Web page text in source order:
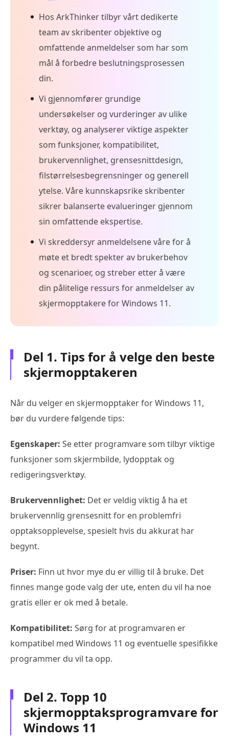
Hos ArkThinker tilbyr vårt dedikerte
team av skribenter objektive og
omfattende anmeldelser som har som
mål å forbedre beslutningsprosessen
din.
Vi gjennomfører grundige
undersøkelser og vurderinger av ulike
verktøy, og analyserer viktige aspekter
som funksjoner, kompatibilitet,
brukervennlighet, grensesnittdesign,
filstørrelsesbegrensninger og generell
ytelse. Våre kunnskapsrike skribenter
sikrer balanserte evalueringer gjennom
sin omfattende ekspertise.
Vi skreddersyr anmeldelsene våre for å
møte et bredt spekter av brukerbehov
og scenarioer, og streber etter å være
din pålitelige ressurs for anmeldelser av
skjermopptakere for Windows 11.
Del 1. Tips for å velge den beste
skjermopptakeren
Når du velger en skjermopptaker for Windows 11,
bør du vurdere følgende tips:
Egenskaper: Se etter programvare som tilbyr viktige
funksjoner som skjermbilde, lydopptak og
redigeringsverktøy.
Brukervennlighet: Det er veldig viktig å ha et
brukervennlig grensesnitt for en problemfri
opptaksopplevelse, spesielt hvis du akkurat har
begynt.
Priser: Finn ut hvor mye du er villig til å bruke. Det
finnes mange gode valg der ute, enten du vil ha noe
gratis eller er ok med å betale.
Kompatibilitet: Sørg for at programvaren er
kompatibel med Windows 11 og eventuelle spesifikke
programmer du vil ta opp.
Del 2. Topp 10
skjermopptaksprogramvare for
Windows 11